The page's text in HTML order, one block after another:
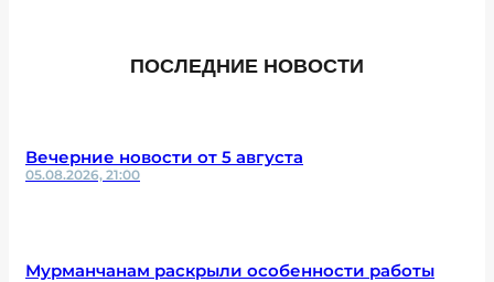
ПОСЛЕДНИЕ НОВОСТИ
Вечерние новости от 5 августа
05.08.2026, 21:00
Мурманчанам раскрыли особенности работы